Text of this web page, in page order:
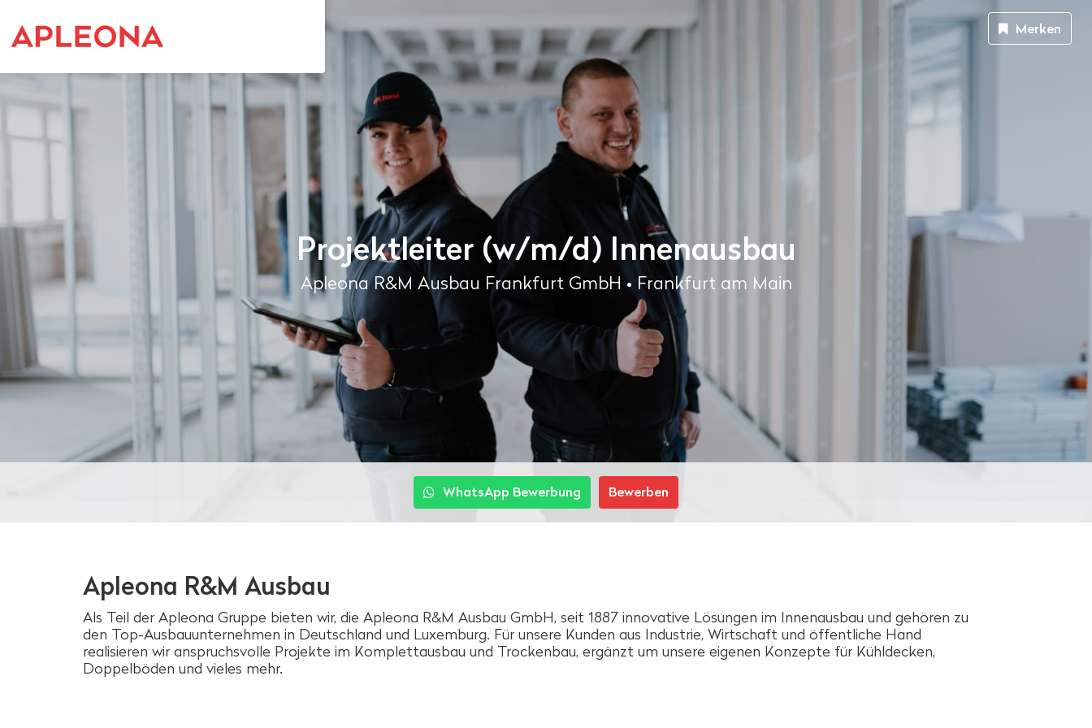
Projektleiter (w/m/d) Innenausbau
Apleona R&M Ausbau Frankfurt GmbH • Frankfurt am Main
Merken
WhatsApp Bewerbung Bewerben
Apleona R&M Ausbau
Als Teil der Apleona Gruppe bieten wir, die Apleona R&M Ausbau GmbH, seit 1887 innovative Lösungen im Innenausbau und gehören zu
den Top-Ausbauunternehmen in Deutschland und Luxemburg. Für unsere Kunden aus Industrie, Wirtschaft und öffentliche Hand
realisieren wir anspruchsvolle Projekte im Komplettausbau und Trockenbau, ergänzt um unsere eigenen Konzepte für Kühldecken,
Doppelböden und vieles mehr.